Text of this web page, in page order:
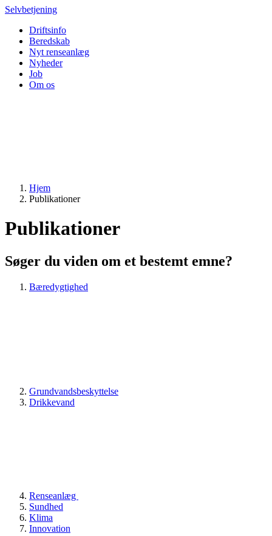
Selvbetjening
Driftsinfo
Beredskab
Nyt renseanlæg
Nyheder
Job
Om os
Hjem
Publikationer
Publikationer
Søger du viden om et bestemt emne?
Bæredygtighed
Grundvandsbeskyttelse
Drikkevand
Renseanlæg
Sundhed
Klima
Innovation